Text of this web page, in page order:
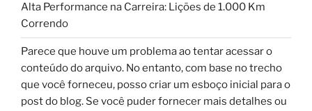
Alta Performance na Carreira: Lições de 1.000 Km
Correndo
Parece que houve um problema ao tentar acessar o
conteúdo do arquivo. No entanto, com base no trecho
que você forneceu, posso criar um esboço inicial para o
post do blog. Se você puder fornecer mais detalhes ou